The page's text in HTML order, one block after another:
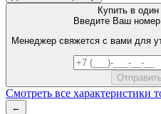
Купить в один
Введите Ваш
Менеджер свяжется с вами для
Смотреть все характеристики
←